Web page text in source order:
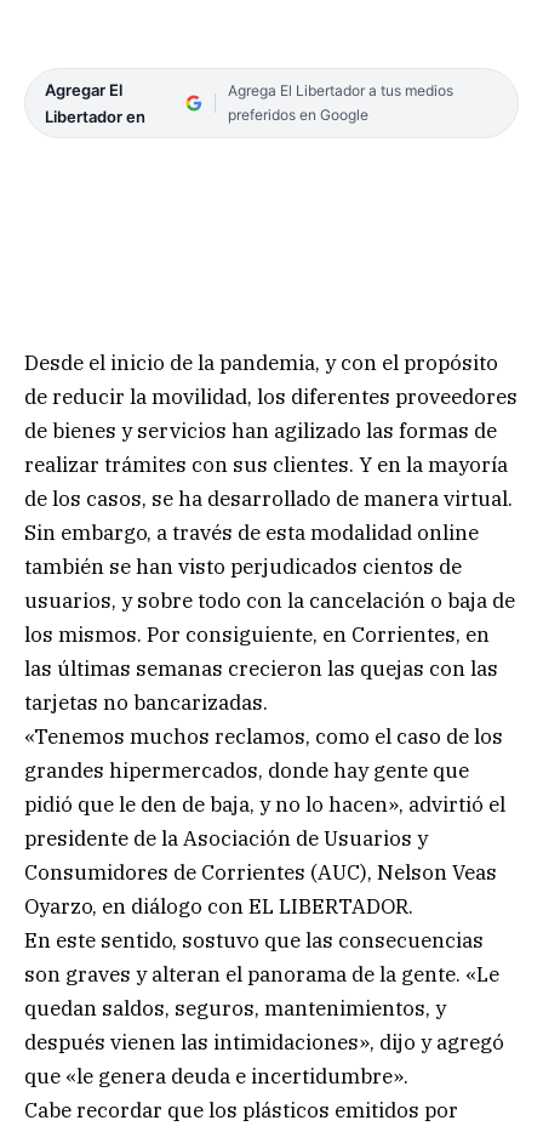
Agregar El
Libertador en
Agrega El Libertador a tus medios
preferidos en Google
Desde el inicio de la pandemia, y con el propósito
de reducir la movilidad, los diferentes proveedores
de bienes y servicios han agilizado las formas de
realizar trámites con sus clientes. Y en la mayoría
de los casos, se ha desarrollado de manera virtual.
Sin embargo, a través de esta modalidad online
también se han visto perjudicados cientos de
usuarios, y sobre todo con la cancelación o baja de
los mismos. Por consiguiente, en Corrientes, en
las últimas semanas crecieron las quejas con las
tarjetas no bancarizadas.
«Tenemos muchos reclamos, como el caso de los
grandes hipermercados, donde hay gente que
pidió que le den de baja, y no lo hacen», advirtió el
presidente de la Asociación de Usuarios y
Consumidores de Corrientes (AUC), Nelson Veas
Oyarzo, en diálogo con EL LIBERTADOR.
En este sentido, sostuvo que las consecuencias
son graves y alteran el panorama de la gente. «Le
quedan saldos, seguros, mantenimientos, y
después vienen las intimidaciones», dijo y agregó
que «le genera deuda e incertidumbre».
Cabe recordar que los plásticos emitidos por